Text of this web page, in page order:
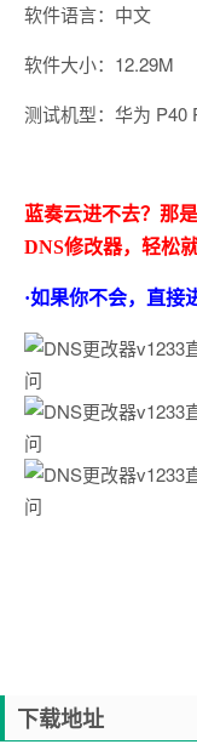
软件语言：中文
软件大小：12.29M
测试机型：华为 P40
蓝奏云进不去？那
DNS修改器，轻松
·如果你不会，直接
下载地址